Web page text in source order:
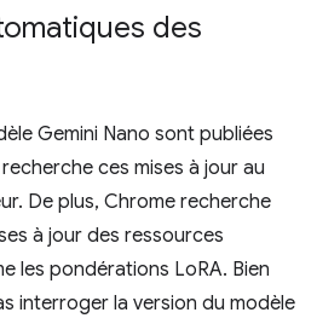
des
Gemini Nano sont publiées
ces mises à jour au
De plus, Chrome recherche
à jour des ressources
les pondérations LoRA. Bien
interroger la version du modèle